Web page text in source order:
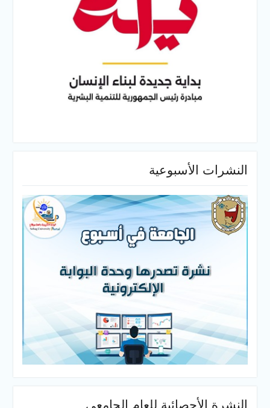
النشرات الأسبوعية
النشرة الأحصائية للعام الجامعي